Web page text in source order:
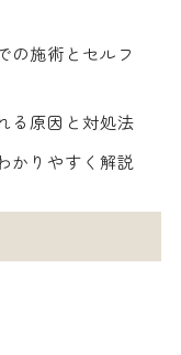
の施術とセルフ
る原因と対処法
かりやすく解説